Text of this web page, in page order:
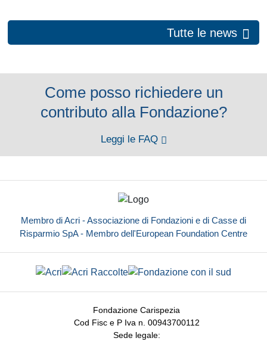
Tutte le news
Come posso richiedere un
contributo alla Fondazione?
Leggi le FAQ
Membro di Acri - Associazione di Fondazioni e di Casse di
Risparmio SpA - Membro dell'European Foundation Centre
Fondazione Carispezia
Cod Fisc e P Iva n. 00943700112
Sede legale: